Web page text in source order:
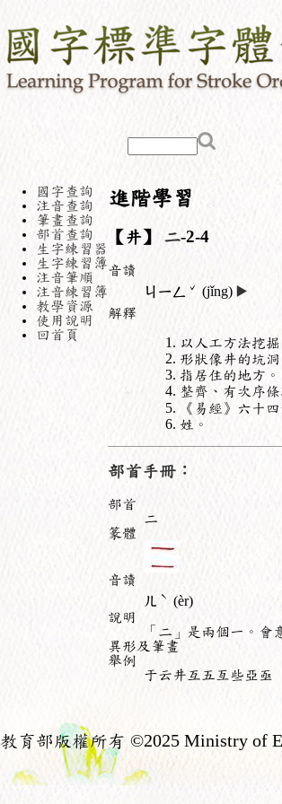
國字查詢
注音查詢
筆畫查詢
部首查詢
生字練習器
生字練習簿
注音筆順
注音練習簿
教學資源
使用說明
回首頁
進階學習
【井】 二-2-4
音讀
ㄐㄧㄥ ˇ (jǐng) ▶️
解釋
以人工方法挖
形狀像井的坑洞
指居住的地方。
整齊、有次序條
《易經》六十
姓。
部首手冊：
部首
二
篆體
音讀
ㄦ ˋ (èr)
說明
「二」是兩個一。會
異形及筆畫
舉例
于云井互五亙些亞亟
教育部版權所有 ©2025 Ministry of